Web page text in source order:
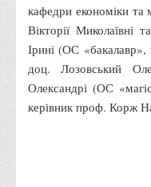
Адміністрація
Факультети
Обліково-
Торгівлі,
кафедри економіки та
Вікторії Миколаївні
Ірині (ОС
доц. Лозовський
Олександрі (ОС
керівник проф. Корж